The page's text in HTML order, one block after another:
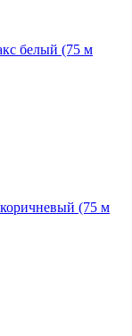
белый (75 м
(75 м